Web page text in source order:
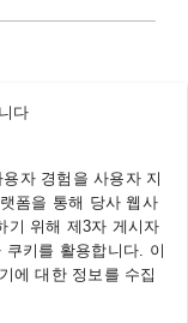
침
AB.
다
자 경험을 사용자 지
폼을 통해 당사 웹사
기 위해 제3자 게시자
키를 활용합니다. 이
에 대한 정보를 수집